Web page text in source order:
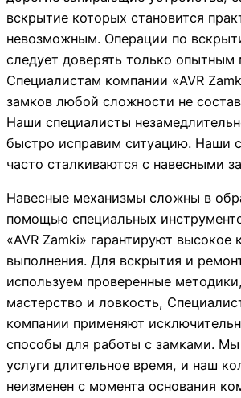
вскрытие которых становится
невозможным. Операции по
следует доверять только опытным
Специалистам компании «AVR
замков любой сложности не
Наши специалисты
быстро исправим ситуацию. Наши
часто сталкиваются с навесными
Навесные механизмы сложны в
помощью специальных
«AVR Zamki» гарантируют высокое
выполнения. Для вскрытия и
используем проверенные
мастерство и ловкость,
компании применяют
способы для работы с замками. Мы
услуги длительное время, и наш
неизменен с момента основания